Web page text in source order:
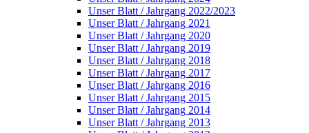
Unser Blatt / Jahrgang 2022/2023
Unser Blatt / Jahrgang 2021
Unser Blatt / Jahrgang 2020
Unser Blatt / Jahrgang 2019
Unser Blatt / Jahrgang 2018
Unser Blatt / Jahrgang 2017
Unser Blatt / Jahrgang 2016
Unser Blatt / Jahrgang 2015
Unser Blatt / Jahrgang 2014
Unser Blatt / Jahrgang 2013